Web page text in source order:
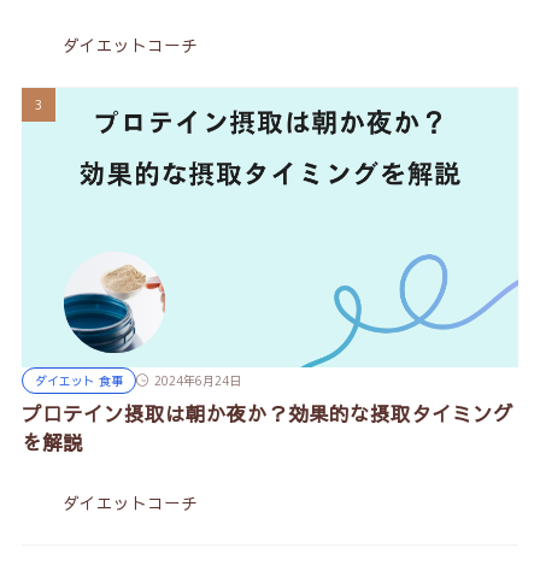
ダイエットコーチ
ダイエット 食事 2024年6月24日
プロテイン摂取は朝か夜か？効果的な摂取タイミング
を解説
ダイエットコーチ